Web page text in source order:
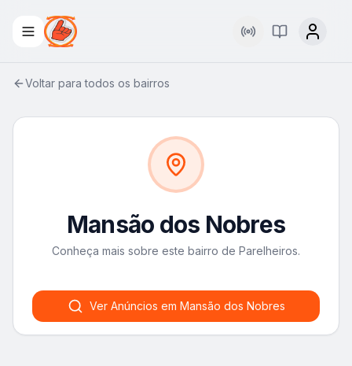
RádioPalavra Viva
Voltar para todos os bairros
Mansão dos Nobres
Conheça mais sobre este bairro de Parelheiros.
Ver Anúncios em Mansão dos Nobres